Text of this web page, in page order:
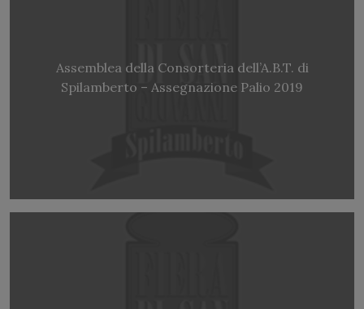
Assemblea della Consorteria dell’A.B.T. di
Spilamberto – Assegnazione Palio 2019